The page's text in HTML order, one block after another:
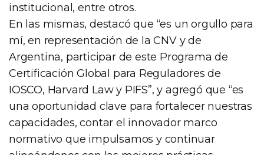
institucional, entre otros.
En las mismas, destacó que “es un orgullo para
mí, en representación de la CNV y de
Argentina, participar de este Programa de
Certificación Global para Reguladores de
IOSCO, Harvard Law y PIFS”, y agregó que “es
una oportunidad clave para fortalecer nuestras
capacidades, contar el innovador marco
normativo que impulsamos y continuar